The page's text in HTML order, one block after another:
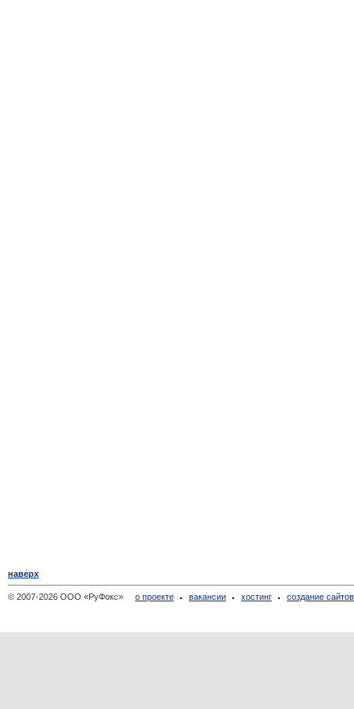
наверх
© 2007-2026 ООО «РуФокс» о проекте вакансии хостинг создание сайтов